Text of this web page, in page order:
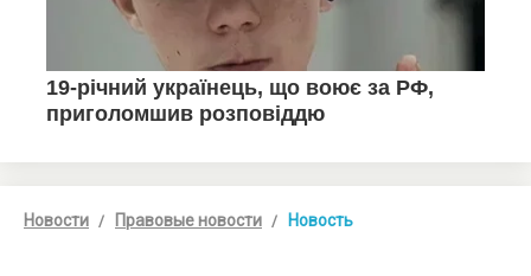
Новости Правовые новости Новость